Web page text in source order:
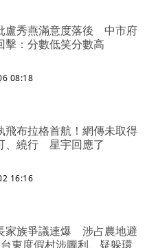
盧秀燕滿意度落後 中市府
擊：分數低笑分數高
08:18
飛布拉格首航！網傳未取得
、繞行 星宇回應了
16:16
家族爭議連爆 涉占農地避
東度假村涉圖利、疑躲環